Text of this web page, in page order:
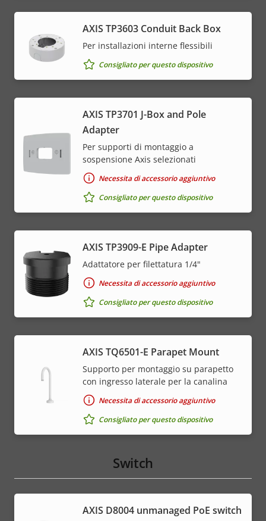
AXIS TP3603 Conduit Back Box
Per installazioni interne flessibili
Consigliato per questo dispositivo
AXIS TP3701 J-Box and Pole
Adapter
Per supporti di montaggio a
sospensione Axis selezionati
Necessita di accessorio aggiuntivo
Consigliato per questo dispositivo
AXIS TP3909-E Pipe Adapter
Adattatore per filettatura 1/4"
Necessita di accessorio aggiuntivo
Consigliato per questo dispositivo
AXIS TQ6501-E Parapet Mount
Supporto per montaggio su parapetto
con ingresso laterale per la canalina
Necessita di accessorio aggiuntivo
Consigliato per questo dispositivo
Switch
AXIS ​D8004 unmanaged PoE switch